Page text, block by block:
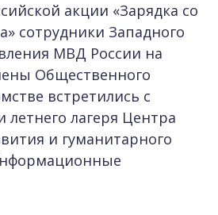
акции «Зарядка со
сотрудники Западного
МВД России на
Общественного
встретились с
летнего лагеря Центра
и гуманитарного